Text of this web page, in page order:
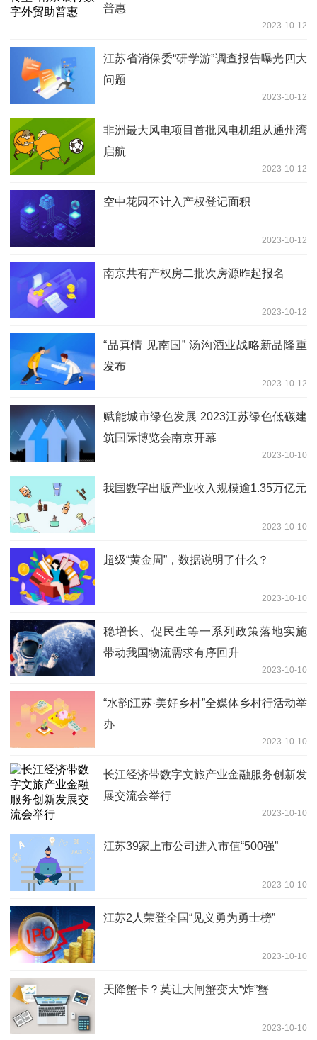
普惠
2023-10-12
江苏省消保委“研学游”调查报告曝光四大
问题
2023-10-12
非洲最大风电项目首批风电机组从通州湾
启航
2023-10-12
空中花园不计入产权登记面积
2023-10-12
南京共有产权房二批次房源昨起报名
2023-10-12
“品真情 见南国” 汤沟酒业战略新品隆重
发布
2023-10-12
赋能城市绿色发展 2023江苏绿色低碳建
筑国际博览会南京开幕
2023-10-10
我国数字出版产业收入规模逾1.35万亿元
2023-10-10
超级“黄金周”，数据说明了什么？
2023-10-10
稳增长、促民生等一系列政策落地实施
带动我国物流需求有序回升
2023-10-10
“水韵江苏·美好乡村”全媒体乡村行活动举
办
2023-10-10
长江经济带数字文旅产业金融服务创新发
展交流会举行
2023-10-10
江苏39家上市公司进入市值“500强”
2023-10-10
江苏2人荣登全国“见义勇为勇士榜”
2023-10-10
天降蟹卡？莫让大闸蟹变大“炸”蟹
2023-10-10